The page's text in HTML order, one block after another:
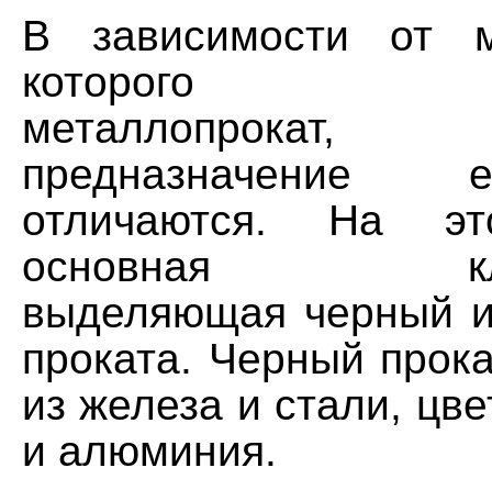
В зависимости от
которого
предназначение
отличаются. На
основная
выделяющая черный
проката. Черный
из железа и стали,
и алюминия.